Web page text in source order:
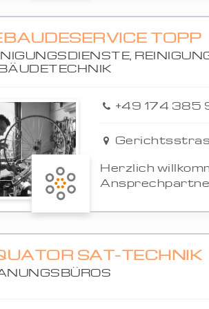
TOPP
+49 174 385
Herzlich
SAT-TECHNIK